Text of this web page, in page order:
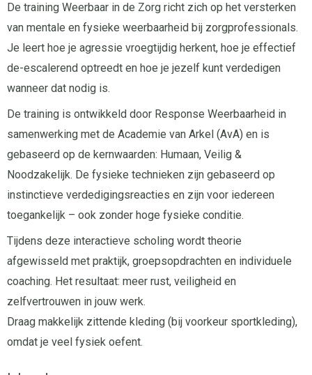
De training Weerbaar in de Zorg richt zich op het versterken
van mentale en fysieke weerbaarheid bij zorgprofessionals.
Je leert hoe je agressie vroegtijdig herkent, hoe je effectief
de-escalerend optreedt en hoe je jezelf kunt verdedigen
wanneer dat nodig is.
De training is ontwikkeld door Response Weerbaarheid in
samenwerking met de Academie van Arkel (AvA) en is
gebaseerd op de kernwaarden: Humaan, Veilig &
Noodzakelijk. De fysieke technieken zijn gebaseerd op
instinctieve verdedigingsreacties en zijn voor iedereen
toegankelijk – ook zonder hoge fysieke conditie.
Tijdens deze interactieve scholing wordt theorie
afgewisseld met praktijk, groepsopdrachten en individuele
coaching. Het resultaat: meer rust, veiligheid en
zelfvertrouwen in jouw werk.
Draag makkelijk zittende kleding (bij voorkeur sportkleding),
omdat je veel fysiek oefent.